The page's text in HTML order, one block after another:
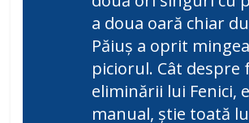
a doua oară chiar
Păiuș a oprit
piciorul. Cât despre
eliminării lui Fenici,
manual, știe toată